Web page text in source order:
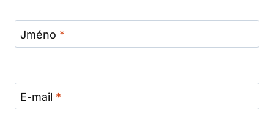
Jméno *
E-mail *